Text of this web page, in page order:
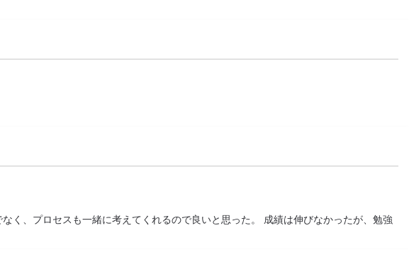
く、プロセスも一緒に考えてくれるので良いと思った。 成績は伸びなかったが、勉強